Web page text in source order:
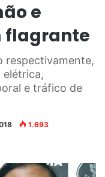
e
flagrante
respectivamente,
e tráfico de
1.693